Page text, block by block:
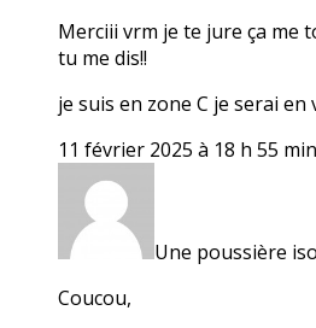
Merciii vrm je te jure ça me
tu me dis!!
je suis en zone C je serai en
11 février 2025 à 18 h 55 min
Une poussière
Coucou,